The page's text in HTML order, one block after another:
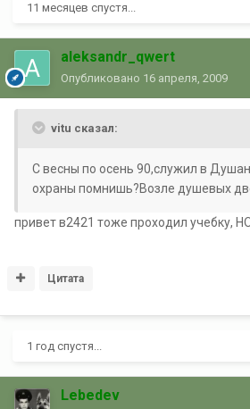
11 месяцев спустя...
aleksandr_qwert
Опубликовано 16 апреля, 2009
vitu сказал:
С весны по осень 90,служил в
охраны помнишь?Возле душевых
привет в2421 тоже проходил учебку,
Цитата
1 год спустя...
Lebedev